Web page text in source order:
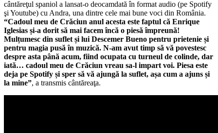
cântăreţul spaniol a lansat-o deocamdată în format audio (pe Spotify
şi Youtube) cu Andra, una dintre cele mai bune voci din România.
“Cadoul meu de Crăciun anul acesta este faptul că Enrique
Iglesias și-a dorit să mai facem încă o piesă împreună!
Mulțumesc din suflet și lui Descemer Bueno pentru prietenie și
pentru magia pusă în muzică. N-am avut timp să vă povestesc
despre asta până acum, fiind ocupata cu turneul de colinde, dar
iată… cadoul meu de Crăciun vreau sa-l impart voi. Piesa este
deja pe Spotify și sper să vă ajungă la suflet, așa cum a ajuns și
la mine”, a transmis cântăreaţa.